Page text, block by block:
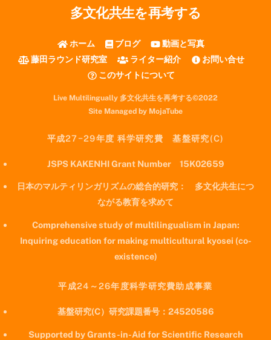
多文化共生を再考する
ホーム ブログ
動画と写真
藤田ラウンド研究室
ライター紹介
お問い合せ
このサイトについて
Live Multilingually 多文化共生を再考する©2022
Site Managed by MojaTube
平成27−29年度 科学研究費 基盤研究(C)
JSPS KAKENHI Grant Number 15K02659
日本のマルティリンガリズムの総合的研究： 多文化共生につ
ながる教育を求めて
Comprehensive study of multilingualism in Japan:
Inquiring education for making multicultural kyosei (co-
existence)
平成24～26年度科学研究費助成事業
基盤研究(C）研究課題番号：24520586
Supported by Grants-in-Aid for Scientific Research